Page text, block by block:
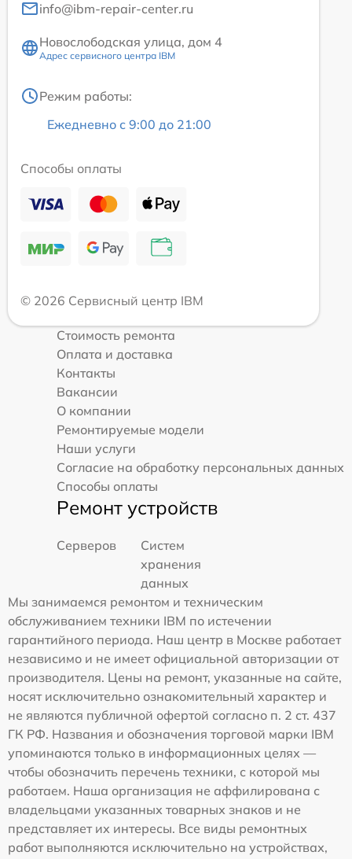
info@ibm-repair-center.ru
Новослободская улица, дом 4
Адрес сервисного центра IBM
Режим работы:
Ежедневно с 9:00 до 21:00
Способы оплаты
© 2026 Сервисный центр IBM
Стоимость ремонта
Оплата и доставка
Контакты
Вакансии
О компании
Ремонтируемые модели
Наши услуги
Согласие на обработку персональных данных
Способы оплаты
Ремонт устройств
Серверов
Систем
хранения
данных
Мы занимаемся ремонтом и техническим
обслуживанием техники IBM по истечении
гарантийного периода. Наш центр в Москве работает
независимо и не имеет официальной авторизации от
производителя. Цены на ремонт, указанные на сайте,
носят исключительно ознакомительный характер и
не являются публичной офертой согласно п. 2 ст. 437
ГК РФ. Названия и обозначения торговой марки IBM
упоминаются только в информационных целях —
чтобы обозначить перечень техники, с которой мы
работаем. Наша организация не аффилирована с
владельцами указанных товарных знаков и не
представляет их интересы. Все виды ремонтных
работ выполняются исключительно на устройствах,